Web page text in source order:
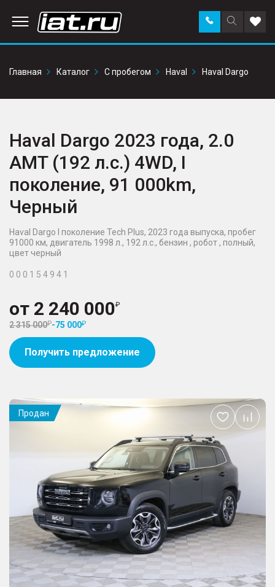
Поиск
по
Заказать
звонок в
Главная
Каталог С пробегом Haval Haval Dargo
Haval Dargo 2023 года, 2.0
AMT (192 л.с.) 4WD, I
поколение, 91 000km,
Черный
Haval Dargo I поколение Tech Plus, 2023 года выпуска, пробег
91000 км, двигатель 1998 л., 192 л.с., бензин , робот , полный,
цвет черный
0 0 0 1 5 4 9 4 1
от 2 240 000
2 315 000 -75 000
Получить предложение
Продан
Добавить
в
избранное